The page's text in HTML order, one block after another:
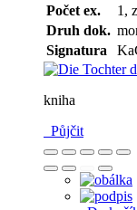
Počet ex.
1,
Druh dok.
Signatura
kniha
Půjčit